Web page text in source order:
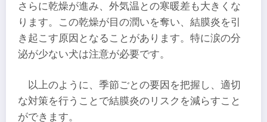
さらに乾燥が進み、外気温との寒暖差も大きくな
ります。​この乾燥が目の潤いを奪い、結膜炎を引
き起こす原因となることがあります。​特に涙の分
泌が少ない犬は注意が必要です。
以上のように、季節ごとの要因を把握し、適切
な対策を行うことで結膜炎のリスクを減らすこと
ができます。